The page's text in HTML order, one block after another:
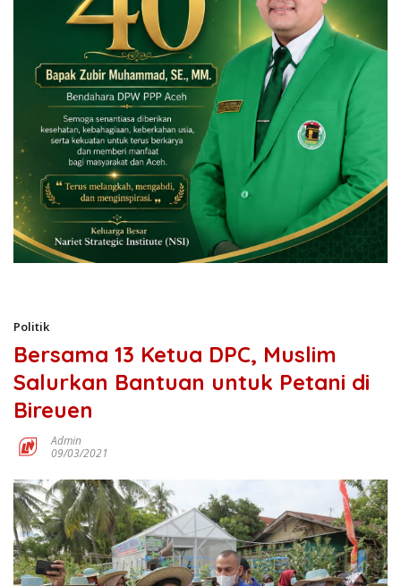
Politik
Bersama 13 Ketua DPC, Muslim
Salurkan Bantuan untuk Petani di
Bireuen
Admin
09/03/2021